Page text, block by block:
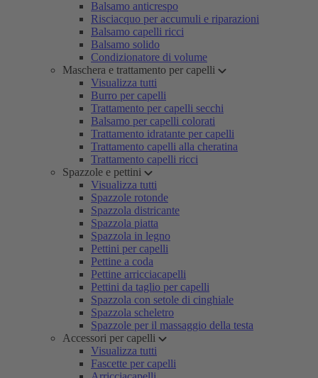
Balsamo anticrespo
Risciacquo per accumuli e riparazioni
Balsamo capelli ricci
Balsamo solido
Condizionatore di volume
Maschera e trattamento per capelli
Visualizza tutti
Burro per capelli
Trattamento per capelli secchi
Balsamo per capelli colorati
Trattamento idratante per capelli
Trattamento capelli alla cheratina
Trattamento capelli ricci
Spazzole e pettini
Visualizza tutti
Spazzole rotonde
Spazzola districante
Spazzola piatta
Spazzola in legno
Pettini per capelli
Pettine a coda
Pettine arricciacapelli
Pettini da taglio per capelli
Spazzola con setole di cinghiale
Spazzola scheletro
Spazzole per il massaggio della testa
Accessori per capelli
Visualizza tutti
Fascette per capelli